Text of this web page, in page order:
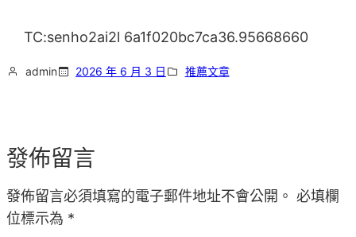
TC:senho2ai2l 6a1f020bc7ca36.95668660
admin 2026 年 6 月 3 日 推薦文章
發佈留言
發佈留言必須填寫的電子郵件地址不會公開。 必填欄
位標示為 *